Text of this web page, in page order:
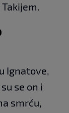
Ignatove,
se on i
smrću,